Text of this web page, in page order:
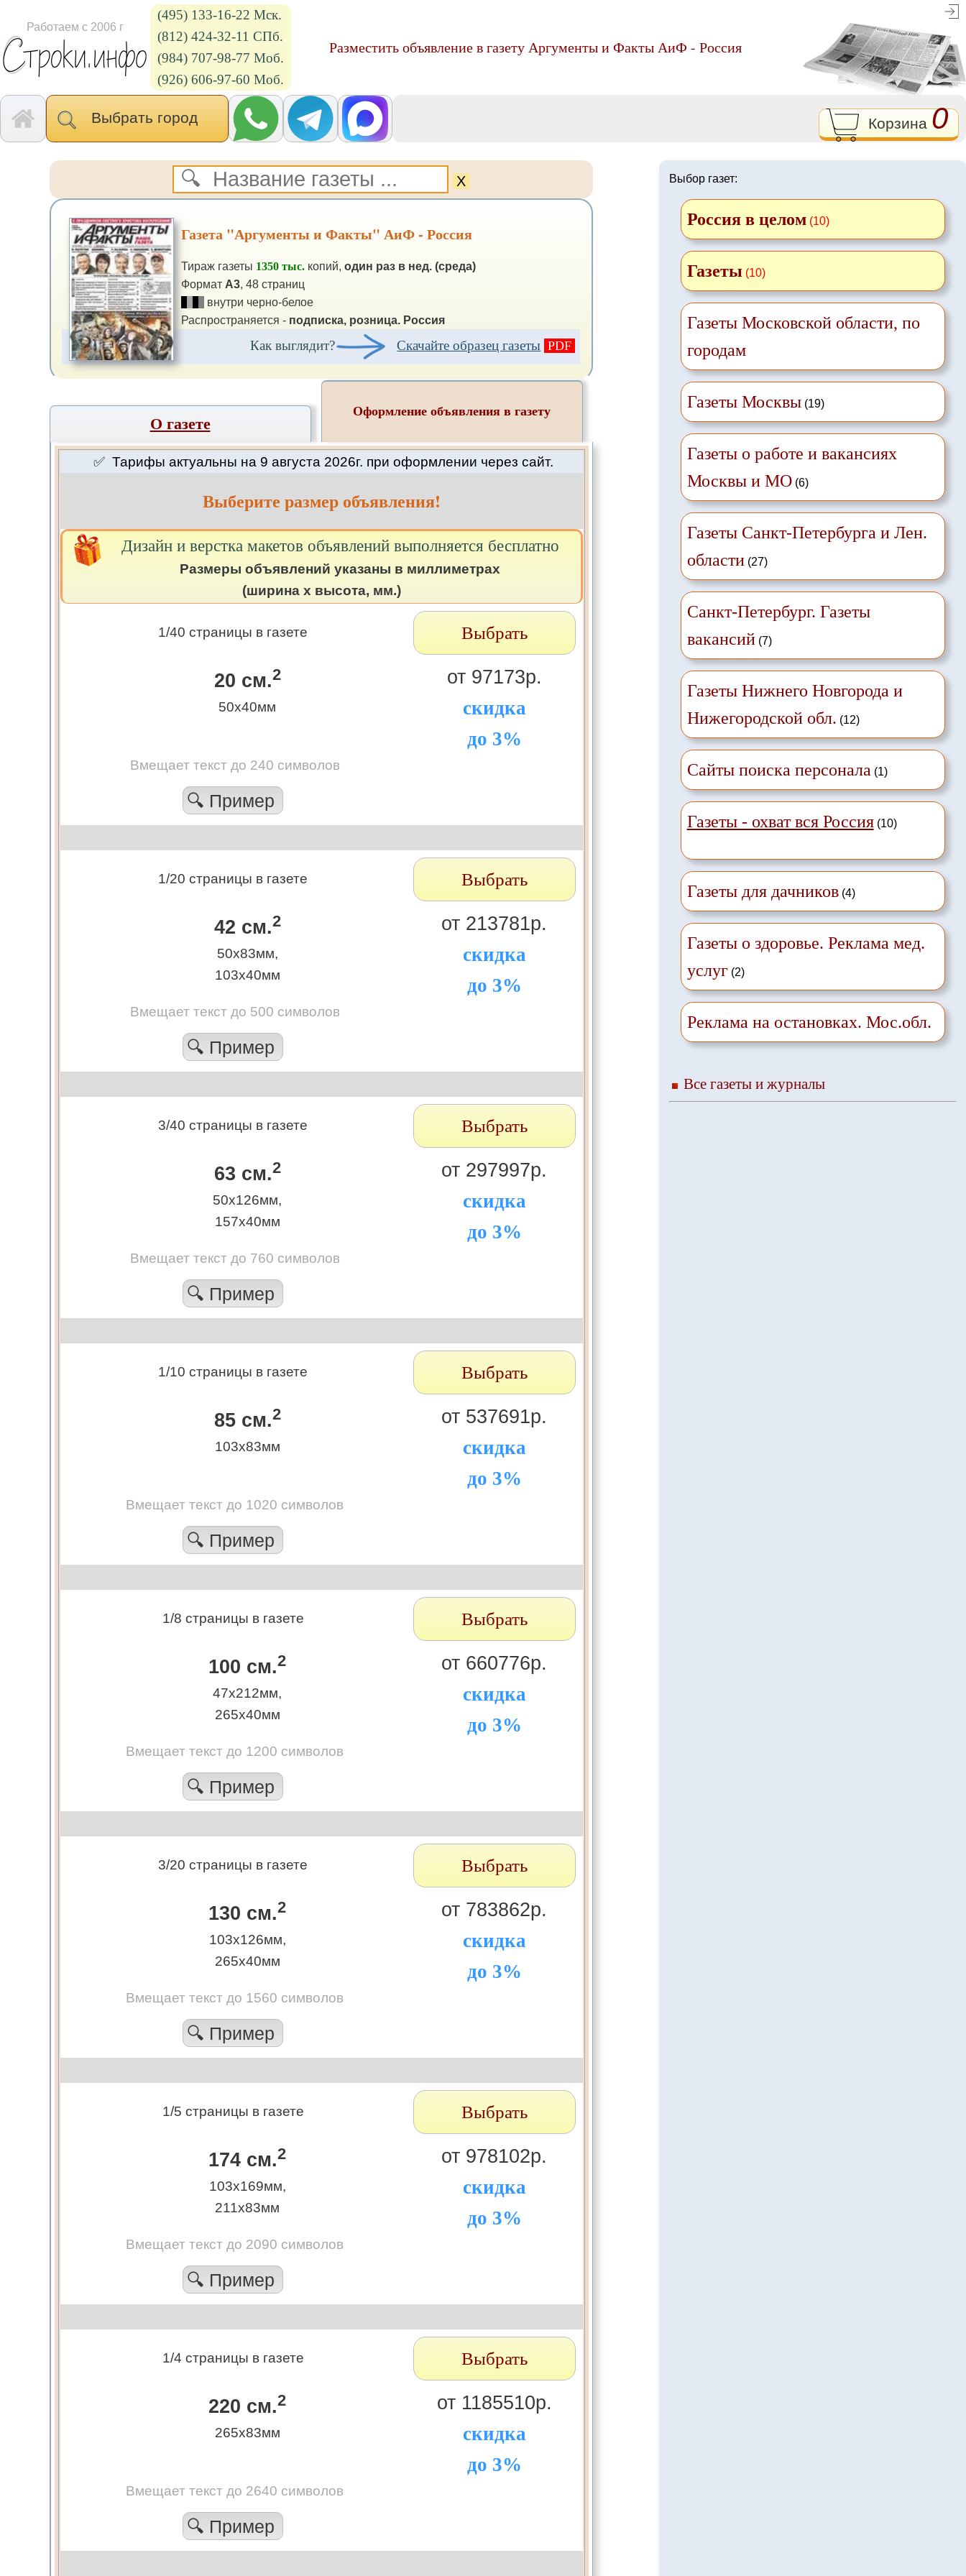
Работаем с 2006 г
(495) 133-16-22 Мск.
(812) 424-32-11 СПб.
(984) 707-98-77 Моб.
(926) 606-97-60 Моб.
Разместить объявление в газету Аргументы и Факты АиФ - Россия
Выбрать город Корзина 0
Х
Газета "Аргументы и Факты" АиФ - Россия
Тираж газеты 1350 тыс. копий,один раз в нед. (среда)
Формат А3, 48 страниц
внутри черно-белое
Распространяется - подписка, розница. Россия
Как выглядит? Скачайте образец газеты PDF
Оформление объявления в газету
О газете
✅ Тарифы актуальны на 9 августа 2026г. при оформлении через сайт.
Выберите размер объявления!
Дизайн и верстка макетов объявлений выполняется бесплатно
Размеры объявлений указаны в миллиметрах
(ширина х высота, мм.)
1/40 страницы в газете Выбрать
20 см.2
50х40мм
от 97173р.
скидка
до 3%
Вмещает текст до 240 символов
🔍 Пример
1/20 страницы в газете Выбрать
42 см.2
50х83мм,
103х40мм
от 213781р.
скидка
до 3%
Вмещает текст до 500 символов
🔍 Пример
3/40 страницы в газете Выбрать
63 см.2
50х126мм,
157х40мм
от 297997р.
скидка
до 3%
Вмещает текст до 760 символов
🔍 Пример
1/10 страницы в газете Выбрать
85 см.2
103х83мм
от 537691р.
скидка
до 3%
Вмещает текст до 1020 символов
🔍 Пример
1/8 страницы в газете Выбрать
100 см.2
47х212мм,
265х40мм
от 660776р.
скидка
до 3%
Вмещает текст до 1200 символов
🔍 Пример
3/20 страницы в газете Выбрать
130 см.2
103х126мм,
265х40мм
от 783862р.
скидка
до 3%
Вмещает текст до 1560 символов
🔍 Пример
1/5 страницы в газете Выбрать
174 см.2
103х169мм,
211х83мм
от 978102р.
скидка
до 3%
Вмещает текст до 2090 символов
🔍 Пример
1/4 страницы в газете Выбрать
220 см.2
265х83мм
от 1185510р.
скидка
до 3%
Вмещает текст до 2640 символов
🔍 Пример
Выбор газет:
Россия в целом (10)
Газеты (10)
Газеты Московской области, по
городам
Газеты Москвы(19)
Газеты о работе и вакансиях
Москвы и МО(6)
Газеты Санкт-Петербурга и Лен.
области(27)
Санкт-Петербург. Газеты
вакансий(7)
Газеты Нижнего Новгорода и
Нижегородской обл. (12)
Сайты поиска персонала(1)
Газеты - охват вся Россия(10)
Газеты для дачников(4)
Газеты о здоровье. Реклама мед.
услуг(2)
Реклама на остановках. Мос.обл.
Все газеты и журналы